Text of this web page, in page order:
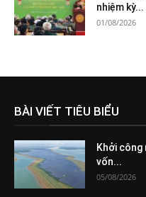
nhiệm kỳ...
01/08/2026
BÀI VIẾT TIÊU BIỂU
Khởi công
vốn...
05/08/2026